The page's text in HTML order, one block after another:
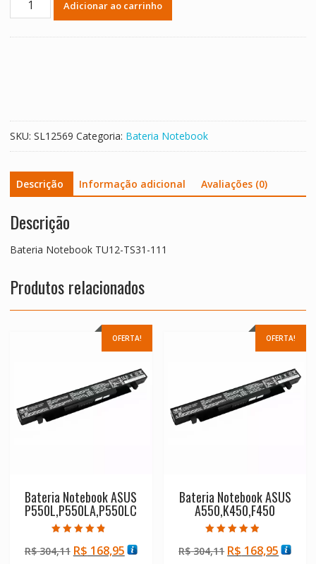
Notebook
Adicionar ao carrinho
SKU: SL12569 Categoria: Bateria Notebook
Descrição Informação adicional Avaliações (0)
Descrição
Bateria Notebook TU12-TS31-111
Produtos relacionados
OFERTA!
Bateria Notebook ASUS
P550L,P550LA,P550LC
4.50
de 5
R$304,11 O
R$ 168,95O
OFERTA!
Bateria Notebook ASUS
A550,K450,F450
4.50
de 5
R$304,11 O
R$ 168,95O